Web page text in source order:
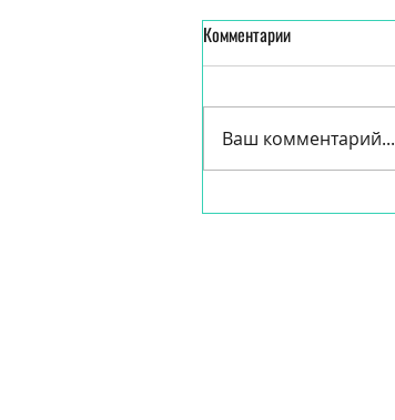
Комментарии
Ваш комментарий...